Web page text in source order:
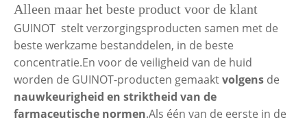
Alleen maar het beste product voor de klant
GUINOT stelt verzorgingsproducten samen met de
beste werkzame bestanddelen, in de beste
concentratie.En voor de veiligheid van de huid
worden de GUINOT-producten gemaaktvolgens de
nauwkeurigheid en striktheid van de
farmaceutische normen.Als één van de eerste in de